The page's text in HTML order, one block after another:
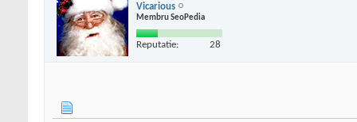
Vicarious
Membru SeoPedia
Reputatie: 28